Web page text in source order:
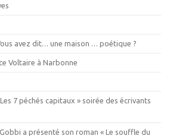
avez dit… une maison … poétique ?
Voltaire à Narbonne
7 péchés capitaux » soirée des écrivants
a présenté son roman « Le souffle du